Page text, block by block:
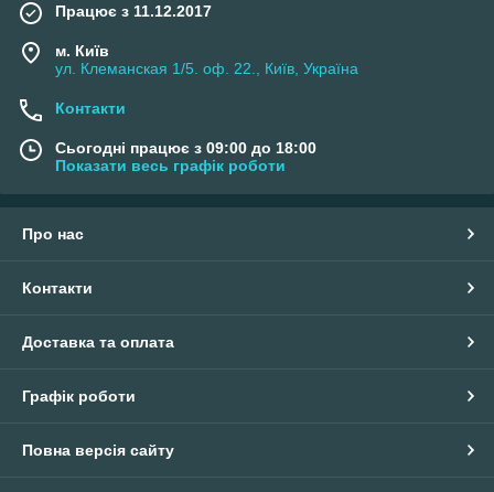
Працює з 11.12.2017
м. Київ
ул. Клеманская 1/5. оф. 22., Київ, Україна
Контакти
Сьогодні працює з 09:00 до 18:00
Показати весь графік роботи
Про нас
Контакти
Доставка та оплата
Графік роботи
Повна версія сайту